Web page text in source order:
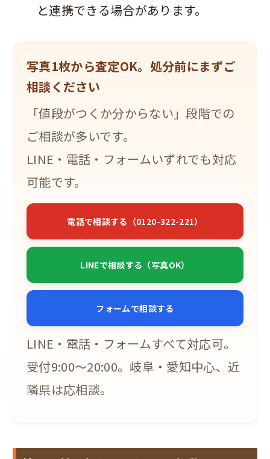
と連携できる場合があります。
写真1枚から査定OK。処分前にまずご
相談ください
「値段がつくか分からない」段階での
ご相談が多いです。
LINE・電話・フォームいずれでも対応
可能です。
電話で相談する（0120-322-221）
LINEで相談する（写真OK）
フォームで相談する
LINE・電話・フォームすべて対応可。
受付9:00〜20:00。岐阜・愛知中心、近
隣県は応相談。